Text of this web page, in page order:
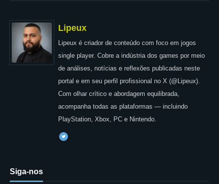
Lipeux
Lipeux é criador de conteúdo com foco em jogos
single player. Cobre a indústria dos games por meio
de análises, notícias e reflexões publicadas neste
portal e em seu perfil profissional no X (@Lipeux).
Com olhar crítico e abordagem equilibrada,
acompanha todas as plataformas — incluindo
PlayStation, Xbox, PC e Nintendo.
Siga-nos